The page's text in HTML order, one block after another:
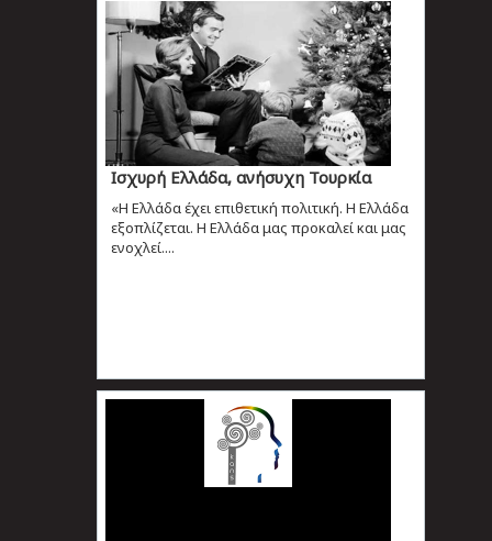
Ισχυρή Ελλάδα, ανήσυχη Τουρκία
«Η Ελλάδα έχει επιθετική πολιτική. Η Ελλάδα
εξοπλίζεται. Η Ελλάδα μας προκαλεί και μας
ενοχλεί....